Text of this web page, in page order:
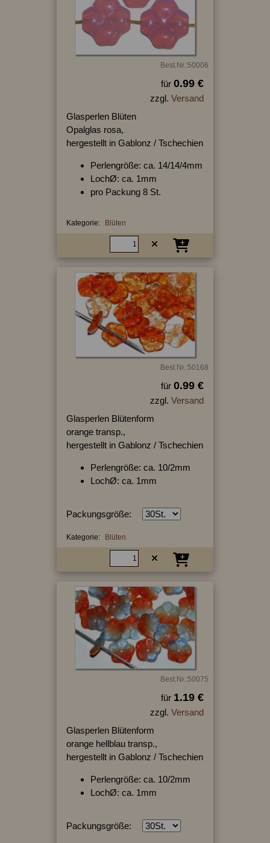
Best.Nr.:50006
für 0.99 €
zzgl. Versand
Glasperlen Blüten
Opalglas rosa,
hergestellt in Gablonz / Tschechien
Perlengröße: ca. 14/14/4mm
LochØ: ca. 1mm
pro Packung 8 St.
Kategorie: Blüten
Best.Nr.:50168
für 0.99 €
zzgl. Versand
Glasperlen Blütenform
orange transp.,
hergestellt in Gablonz / Tschechien
Perlengröße: ca. 10/2mm
LochØ: ca. 1mm
Packungsgröße:
Kategorie: Blüten
Best.Nr.:50075
für 1.19 €
zzgl. Versand
Glasperlen Blütenform
orange hellblau transp.,
hergestellt in Gablonz / Tschechien
Perlengröße: ca. 10/2mm
LochØ: ca. 1mm
Packungsgröße: